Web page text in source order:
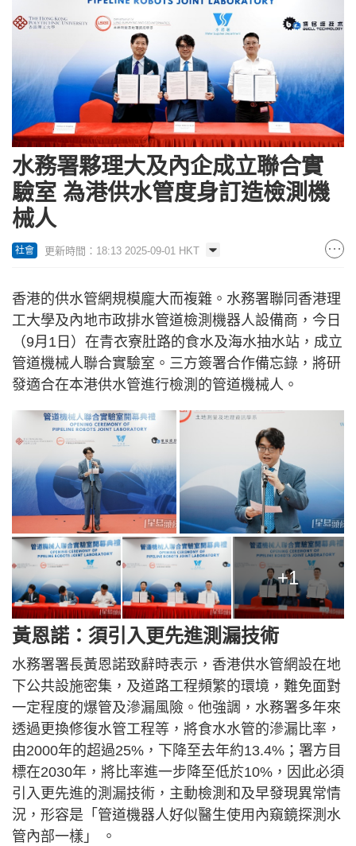
水務署夥理大及內企成立聯合實
驗室 為港供水管度身訂造檢測機
械人
社會 更新時間：18:13 2025-09-01 HKT
香港的供水管網規模龐大而複雜。水務署聯同香港理
工大學及內地市政排水管道檢測機器人設備商，今日
（9月1日）在青衣寮肚路的食水及海水抽水站，成立
管道機械人聯合實驗室。三方簽署合作備忘錄，將研
發適合在本港供水管進行檢測的管道機械人。
+1
黃恩諾：須引入更先進測漏技術
水務署署長黃恩諾致辭時表示，香港供水管網設在地
下公共設施密集，及道路工程頻繁的環境，難免面對
一定程度的爆管及滲漏風險。他強調，水務署多年來
透過更換修復水管工程等，將食水水管的滲漏比率，
由2000年的超過25%，下降至去年約13.4%；署方目
標在2030年，將比率進一步降至低於10%，因此必須
引入更先進的測漏技術，主動檢測和及早發現異常情
況，形容是「管道機器人好似醫生使用內窺鏡探測水
管內部一樣」 。